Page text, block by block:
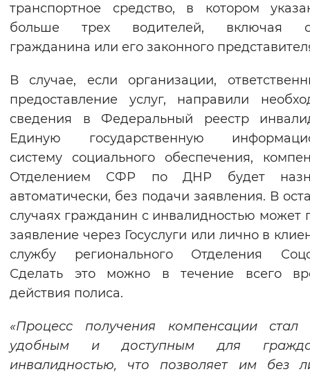
транспортное средство, в котором
больше трех водителей, включая
гражданина или его законного
В случае, если организации,
предоставление услуг, направили
сведения в Федеральный реестр
Единую государственную
систему социального обеспечения,
Отделением СФР по ДНР будет
автоматически, без подачи заявления. В
случаях гражданин с инвалидностью может
заявление через Госуслуги или лично в
службу регионального Отделения
Сделать это можно в течение всего
действия полиса.
«Процесс получения компенсации стал
удобным и доступным для
инвалидностью, что позволяет им без